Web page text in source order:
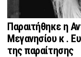
Παραιτήθηκε η
Μεγανησίου κ .
της παραίτησης